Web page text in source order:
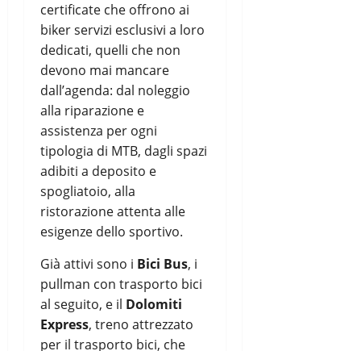
certificate che offrono ai
biker servizi esclusivi a loro
dedicati, quelli che non
devono mai mancare
dall’agenda: dal noleggio
alla riparazione e
assistenza per ogni
tipologia di MTB, dagli spazi
adibiti a deposito e
spogliatoio, alla
ristorazione attenta alle
esigenze dello sportivo.
Già attivi sono i Bici Bus, i
pullman con trasporto bici
al seguito, e il Dolomiti
Express, treno attrezzato
per il trasporto bici, che